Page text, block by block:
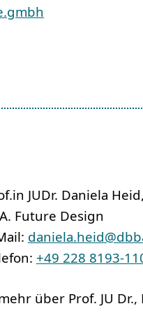
JUDr. Daniela
Future Design
+49 228 8193-
über Prof. JU Dr.,